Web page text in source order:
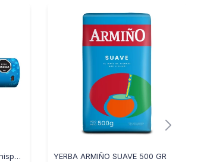
Galletas Pepitos 754 con Chispas de Chocolate 119GR - AZUL YERBA ARMIÑO SUAVE 500 GR